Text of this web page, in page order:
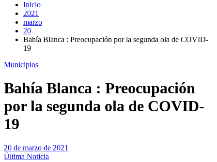
Inicio
2021
marzo
20
Bahía Blanca : Preocupación por la segunda ola de COVID-
19
Municipios
Bahía Blanca : Preocupación
por la segunda ola de COVID-
19
20 de marzo de 2021
Última Noticia